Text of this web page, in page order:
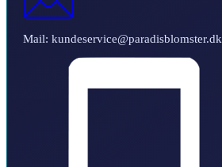
Mail: kundeservice@paradisblomster.dk